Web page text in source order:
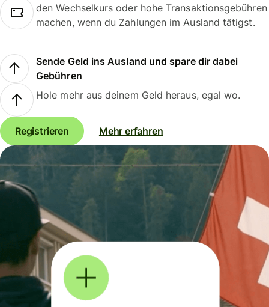
den Wechselkurs oder hohe Transaktionsgebühren
machen, wenn du Zahlungen im Ausland tätigst.
Sende Geld ins Ausland und spare dir dabei
Gebühren
Hole mehr aus deinem Geld heraus, egal wo.
Registrieren Mehr erfahren